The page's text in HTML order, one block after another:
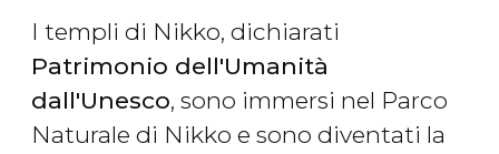
I templi di Nikko, dichiarati
Patrimonio dell'Umanità
dall'Unesco, sono immersi nel Parco
Naturale di Nikko e sono diventati la